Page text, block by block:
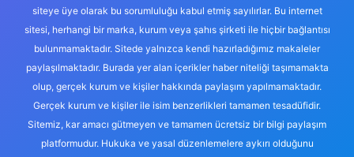
siteye üye olarak bu sorumluluğu kabul etmiş sayılırlar. Bu internet
sitesi, herhangi bir marka, kurum veya şahıs şirketi ile hiçbir bağlantısı
bulunmamaktadır. Sitede yalnızca kendi hazırladığımız makaleler
paylaşılmaktadır. Burada yer alan içerikler haber niteliği taşımamakta
olup, gerçek kurum ve kişiler hakkında paylaşım yapılmamaktadır.
Gerçek kurum ve kişiler ile isim benzerlikleri tamamen tesadüfidir.
Sitemiz, kar amacı gütmeyen ve tamamen ücretsiz bir bilgi paylaşım
platformudur. Hukuka ve yasal düzenlemelere aykırı olduğunu